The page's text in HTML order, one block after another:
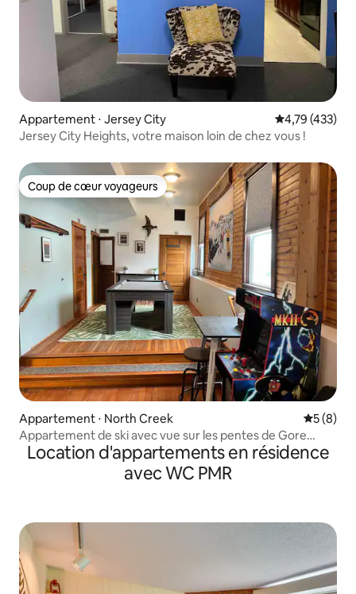
Appartement ⋅ Jersey City Évaluation
4,79 (433)
Jersey City Heights, votre maison loin de chez vous !
Coup de cœur voyageurs
Coup de cœur voyageurs
Appartement ⋅ North Creek
5 (8)
Appartement de ski avec vue sur les pentes de Gore
Mountain : Main St 1&2 Combo
Location d'appartements en résidence
avec WC PMR